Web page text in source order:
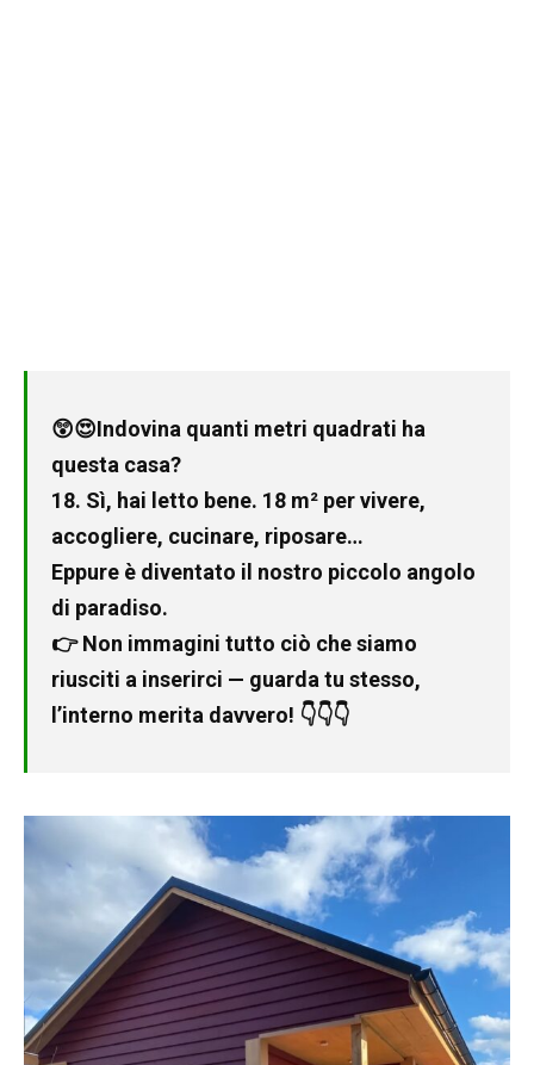
😲😍Indovina quanti metri quadrati ha
questa casa?
18. Sì, hai letto bene. 18 m² per vivere,
accogliere, cucinare, riposare…
Eppure è diventato il nostro piccolo angolo
di paradiso.
👉 Non immagini tutto ciò che siamo
riusciti a inserirci — guarda tu stesso,
l’interno merita davvero! 👇👇👇